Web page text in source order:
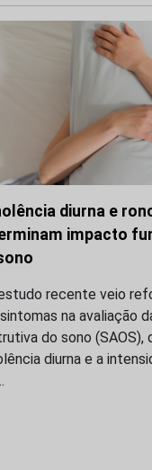
diurna e
impacto
recente veio
na avaliação
do sono (SAOS),
diurna e a